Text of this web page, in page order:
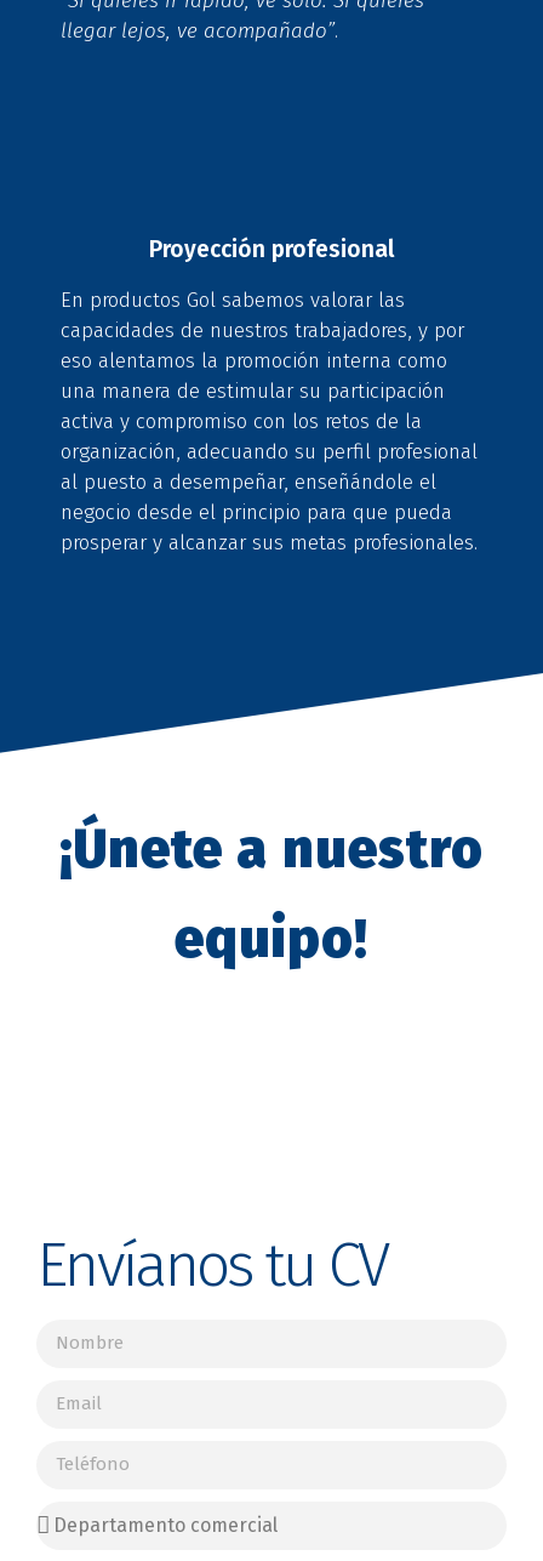
llegar lejos, ve acompañado”.
Proyección profesional
En productos Gol sabemos valorar las
capacidades de nuestros trabajadores, y por
eso alentamos la promoción interna como
una manera de estimular su participación
activa y compromiso con los retos de la
organización, adecuando su perfil profesional
al puesto a desempeñar, enseñándole el
negocio desde el principio para que pueda
prosperar y alcanzar sus metas profesionales.
¡Únete a nuestro
equipo!
Envíanos tu CV